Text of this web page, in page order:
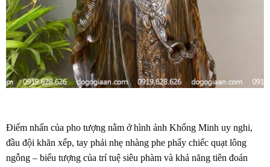
Điểm nhấn của pho tượng nằm ở hình ảnh Khổng Minh uy nghi,
đầu đội khăn xếp, tay phải nhẹ nhàng phe phẩy chiếc quạt lông
ngỗng – biểu tượng của trí tuệ siêu phàm và khả năng tiên đoán